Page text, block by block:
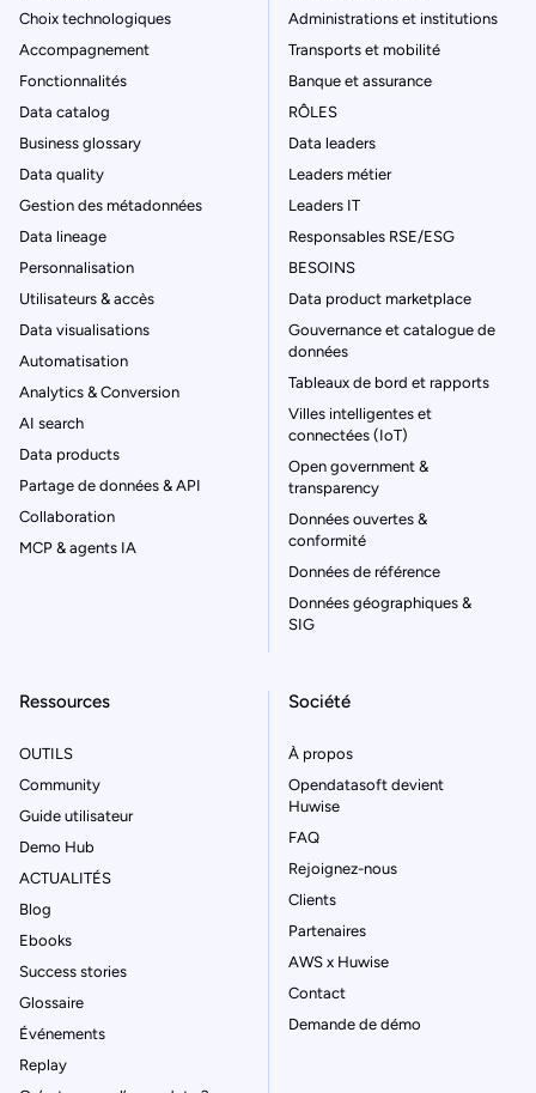
Choix technologiques
Accompagnement
Fonctionnalités
Data catalog
Business glossary
Data quality
Gestion des métadonnées
Data lineage
Personnalisation
Utilisateurs & accès
Data visualisations
Automatisation
Analytics & Conversion
AI search
Data products
Partage de données & API
Collaboration
MCP & agents IA
Administrations et institutions
Transports et mobilité
Banque et assurance
RÔLES
Data leaders
Leaders métier
Leaders IT
Responsables RSE/ESG
BESOINS
Data product marketplace
Gouvernance et catalogue de
données
Tableaux de bord et rapports
Villes intelligentes et
connectées (IoT)
Open government &
transparency
Données ouvertes &
conformité
Données de référence
Données géographiques &
SIG
Ressources
OUTILS
Community
Guide utilisateur
Demo Hub
ACTUALITÉS
Blog
Ebooks
Success stories
Glossaire
Événements
Replay
Société
À propos
Opendatasoft devient
Huwise
FAQ
Rejoignez-nous
Clients
Partenaires
AWS x Huwise
Contact
Demande de démo